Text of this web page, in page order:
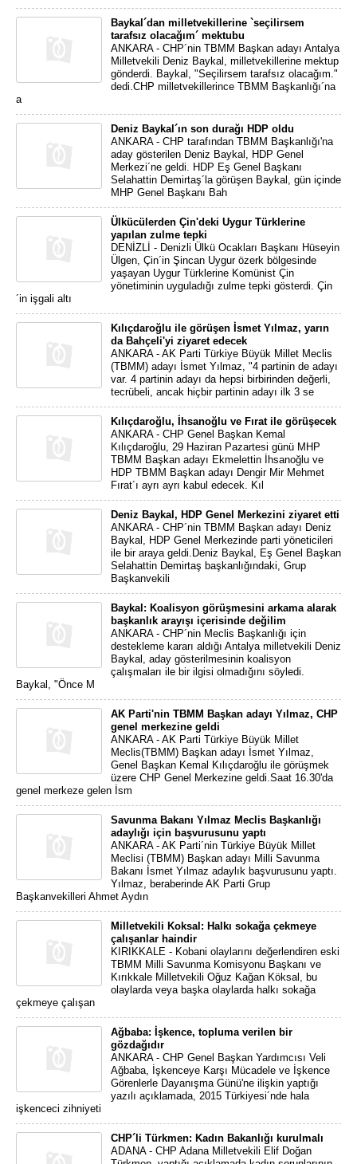
Baykal´dan milletvekillerine `seçilirsem
tarafsız olacağım´ mektubu
ANKARA - CHP´nin TBMM Başkan adayı Antalya
Milletvekili Deniz Baykal, milletvekillerine mektup
gönderdi. Baykal, "Seçilirsem tarafsız olacağım."
dedi.CHP milletvekillerince TBMM Başkanlığı´na
a
Deniz Baykal´ın son durağı HDP oldu
ANKARA - CHP tarafından TBMM Başkanlığı'na
aday gösterilen Deniz Baykal, HDP Genel
Merkezi´ne geldi. HDP Eş Genel Başkanı
Selahattin Demirtaş´la görüşen Baykal, gün içinde
MHP Genel Başkanı Bah
Ülkücülerden Çin'deki Uygur Türklerine
yapılan zulme tepki
DENİZLİ - Denizli Ülkü Ocakları Başkanı Hüseyin
Ülgen, Çin´in Şincan Uygur özerk bölgesinde
yaşayan Uygur Türklerine Komünist Çin
yönetiminin uyguladığı zulme tepki gösterdi. Çin
´in işgali altı
Kılıçdaroğlu ile görüşen İsmet Yılmaz, yarın
da Bahçeli'yi ziyaret edecek
ANKARA - AK Parti Türkiye Büyük Millet Meclis
(TBMM) adayı İsmet Yılmaz, "4 partinin de adayı
var. 4 partinin adayı da hepsi birbirinden değerli,
tecrübeli, ancak hiçbir partinin adayı ilk 3 se
Kılıçdaroğlu, İhsanoğlu ve Fırat ile görüşecek
ANKARA - CHP Genel Başkan Kemal
Kılıçdaroğlu, 29 Haziran Pazartesi günü MHP
TBMM Başkan adayı Ekmelettin İhsanoğlu ve
HDP TBMM Başkan adayı Dengir Mir Mehmet
Fırat´ı ayrı ayrı kabul edecek. Kıl
Deniz Baykal, HDP Genel Merkezini ziyaret etti
ANKARA - CHP´nin TBMM Başkan adayı Deniz
Baykal, HDP Genel Merkezinde parti yöneticileri
ile bir araya geldi.Deniz Baykal, Eş Genel Başkan
Selahattin Demirtaş başkanlığındaki, Grup
Başkanvekili
Baykal: Koalisyon görüşmesini arkama alarak
başkanlık arayışı içerisinde değilim
ANKARA - CHP´nin Meclis Başkanlığı için
destekleme kararı aldığı Antalya milletvekili Deniz
Baykal, aday gösterilmesinin koalisyon
çalışmaları ile bir ilgisi olmadığını söyledi.
Baykal, "Önce M
AK Parti'nin TBMM Başkan adayı Yılmaz, CHP
genel merkezine geldi
ANKARA - AK Parti Türkiye Büyük Millet
Meclis(TBMM) Başkan adayı İsmet Yılmaz,
Genel Başkan Kemal Kılıçdaroğlu ile görüşmek
üzere CHP Genel Merkezine geldi.Saat 16.30'da
genel merkeze gelen İsm
Savunma Bakanı Yılmaz Meclis Başkanlığı
adaylığı için başvurusunu yaptı
ANKARA - AK Parti´nin Türkiye Büyük Millet
Meclisi (TBMM) Başkan adayı Milli Savunma
Bakanı İsmet Yılmaz adaylık başvurusunu yaptı.
Yılmaz, beraberinde AK Parti Grup
Başkanvekilleri Ahmet Aydın
Milletvekili Koksal: Halkı sokağa çekmeye
çalışanlar haindir
KIRIKKALE - Kobani olaylarını değerlendiren eski
TBMM Milli Savunma Komisyonu Başkanı ve
Kırıkkale Milletvekili Oğuz Kağan Köksal, bu
olaylarda veya başka olaylarda halkı sokağa
çekmeye çalışan
Ağbaba: İşkence, topluma verilen bir
gözdağıdır
ANKARA - CHP Genel Başkan Yardımcısı Veli
Ağbaba, İşkenceye Karşı Mücadele ve İşkence
Görenlerle Dayanışma Günü'ne ilişkin yaptığı
yazılı açıklamada, 2015 Türkiyesi´nde hala
işkenceci zihniyeti
CHP´li Türkmen: Kadın Bakanlığı kurulmalı
ADANA - CHP Adana Milletvekili Elif Doğan